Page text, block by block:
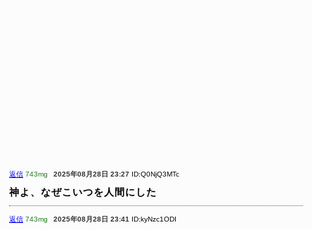
返信 743mg 2025年08月28日 23:27 ID:Q0NjQ3MTc
神よ、なぜこいつを人間にした
返信 743mg 2025年08月28日 23:41 ID:kyNzc1ODI